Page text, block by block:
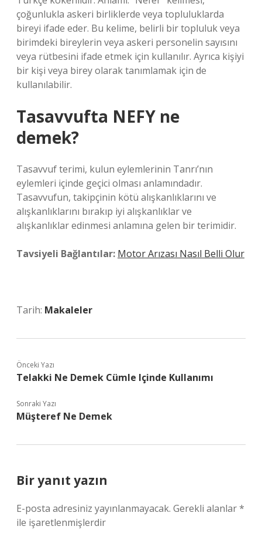
çoğunlukla askeri birliklerde veya topluluklarda
bireyi ifade eder. Bu kelime, belirli bir topluluk veya
birimdeki bireylerin veya askeri personelin sayısını
veya rütbesini ifade etmek için kullanılır. Ayrıca kişiyi
bir kişi veya birey olarak tanımlamak için de
kullanılabilir.
Tasavvufta NEFY ne
demek?
Tasavvuf terimi, kulun eylemlerinin Tanrı’nın
eylemleri içinde geçici olması anlamındadır.
Tasavvufun, takipçinin kötü alışkanlıklarını ve
alışkanlıklarını bırakıp iyi alışkanlıklar ve
alışkanlıklar edinmesi anlamına gelen bir terimidir.
Tavsiyeli Bağlantılar: Motor Arızası Nasıl Belli Olur
Tarih: Makaleler
Önceki Yazı
Telakki Ne Demek Cümle Içinde Kullanımı
Sonraki Yazı
Müşteref Ne Demek
Bir yanıt yazın
E-posta adresiniz yayınlanmayacak. Gerekli alanlar*
ile işaretlenmişlerdir